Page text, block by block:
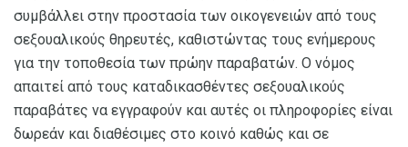
συμβάλλει στην προστασία των οικογενειών από τους
σεξουαλικούς θηρευτές, καθιστώντας τους ενήμερους
για την τοποθεσία των πρώην παραβατών. Ο νόμος
απαιτεί από τους καταδικασθέντες σεξουαλικούς
παραβάτες να εγγραφούν και αυτές οι πληροφορίες είναι
δωρεάν και διαθέσιμες στο κοινό καθώς και σε